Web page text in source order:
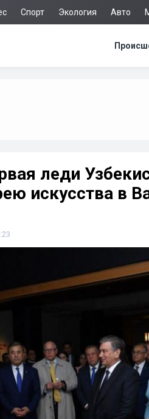
Спорт Экология Авто
леди
искусства в